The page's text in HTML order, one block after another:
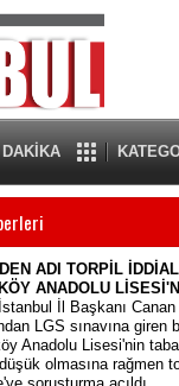
ADI TORPİL
ANADOLU
İl Başkanı Canan
LGS sınavına giren
Anadolu Lisesi'nin
olmasına rağmen